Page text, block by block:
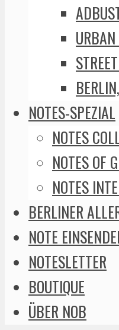
NOTES-SPEZIAL
NOTES
NOTES OF
NOTES
BERLINER
NOTE
NOTESLETTER
BOUTIQUE
ÜBER NOB